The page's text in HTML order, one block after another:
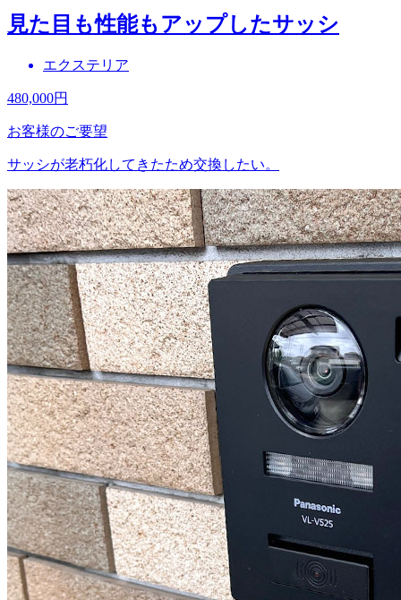
見た目も性能もアップしたサッシ
エクステリア
480,000円
お客様のご要望
サッシが老朽化してきたため交換したい。